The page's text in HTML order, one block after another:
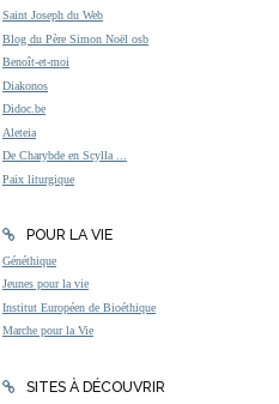
Saint Joseph du Web
Blog du Père Simon Noël osb
Benoît-et-moi
Diakonos
Didoc.be
Aleteia
De Charybde en Scylla ...
Paix liturgique
POUR LA VIE
Généthique
Jeunes pour la vie
Institut Européen de Bioéthique
Marche pour la Vie
SITES À DÉCOUVRIR